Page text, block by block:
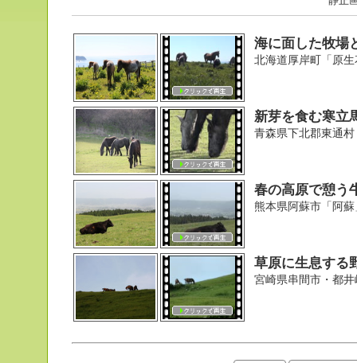
海に面した牧場
北海道厚岸町「原
新芽を食む寒立
青森県下北郡東通
春の高原で憩う
熊本県阿蘇市「阿蘇
草原に生息する
宮崎県串間市・都井